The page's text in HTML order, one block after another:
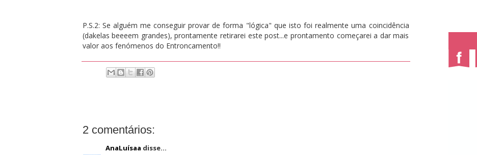
P.S.2: Se alguém me conseguir provar de forma "lógica" que isto foi realmente uma coincidência
(dakelas beeeem grandes), prontamente retirarei este post...e prontamento começarei a dar mais
valor aos fenómenos do Entroncamento!!
2 comentários:
AnaLuísaa disse...